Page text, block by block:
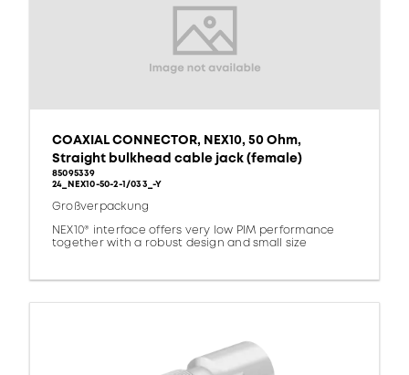
COAXIAL CONNECTOR, NEX10, 50 Ohm,
Straight bulkhead cable jack (female)
85095339
24_NEX10-50-2-1/033_-Y
Großverpackung
NEX10® interface offers very low PIM performance
together with a robust design and small size